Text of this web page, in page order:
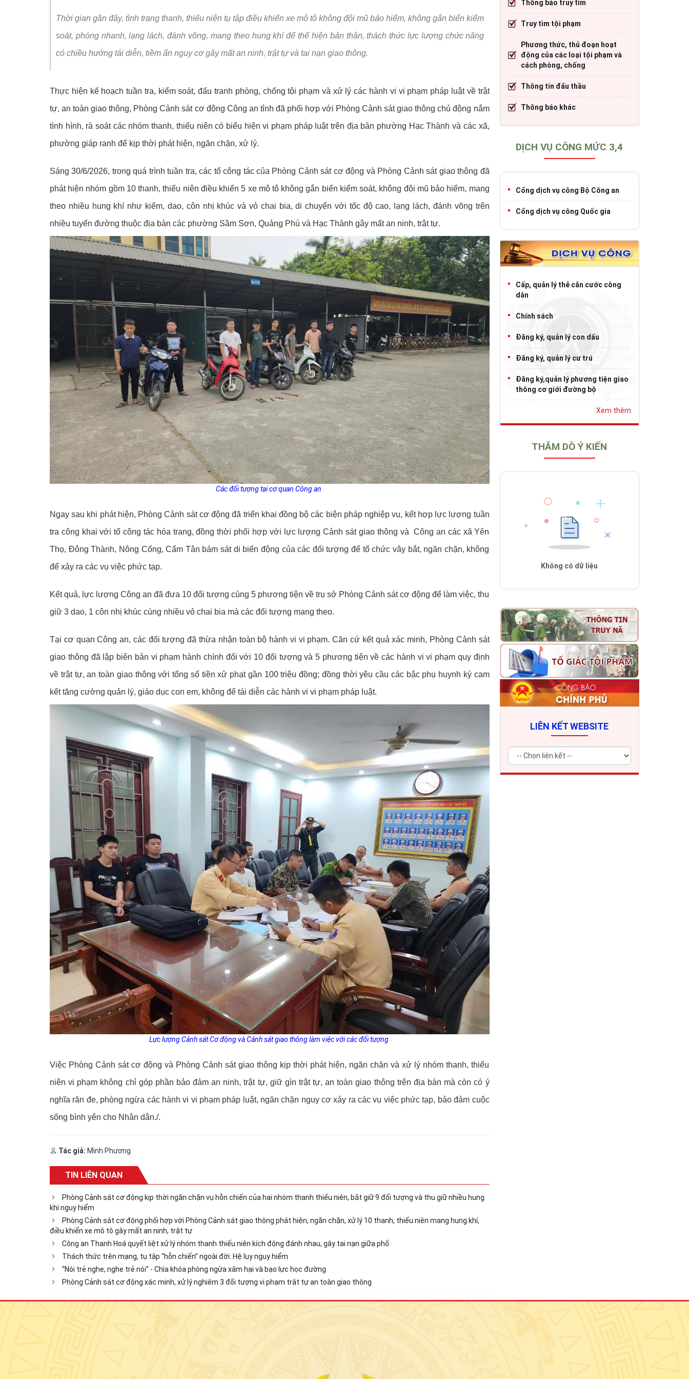
Trật tự, an toàn giao thông
Lĩnh vực khác
Trang TTĐT Cục CSGT đường bộ
Trang TTĐT Sở Giao thông vận tải tỉnh
Trang TTĐT Cục Đăng kiểm Việt Nam
Thông tin đấu thầu
Thông báo khác
Thời gian gần đây, tình trạng thanh, thiếu niên tụ tập điều khiển xe mô tô không đội mũ bảo hiểm, không gắn biển kiểm
soát, phóng nhanh, lạng lách, đánh võng, mang theo hung khí để thể hiện bản thân, thách thức lực lượng chức năng
có chiều hướng tái diễn, tiềm ẩn nguy cơ gây mất an ninh, trật tự và tai nạn giao thông.
Thực hiện kế hoạch tuần tra, kiểm soát, đấu tranh phòng, chống tội phạm và xử lý các hành vi vi phạm pháp luật về trật
tự, an toàn giao thông, Phòng Cảnh sát cơ động Công an tỉnh đã phối hợp với Phòng Cảnh sát giao thông chủ động nắm
tình hình, rà soát các nhóm thanh, thiếu niên có biểu hiện vi phạm pháp luật trên địa bàn phường Hạc Thành và các xã,
phường giáp ranh để kịp thời phát hiện, ngăn chặn, xử lý.
Sáng 30/6/2026, trong quá trình tuần tra, các tổ công tác của Phòng Cảnh sát cơ động và Phòng Cảnh sát giao thông đã
phát hiện nhóm gồm 10 thanh, thiếu niên điều khiển 5 xe mô tô không gắn biển kiểm soát, không đội mũ bảo hiểm, mang
theo nhiều hung khí như kiếm, dao, côn nhị khúc và vỏ chai bia, di chuyển với tốc độ cao, lạng lách, đánh võng trên
nhiều tuyến đường thuộc địa bàn các phường Sầm Sơn, Quảng Phú và Hạc Thành gây mất an ninh, trật tự.
Các đối tượng tại cơ quan Công an
Ngay sau khi phát hiện, Phòng Cảnh sát cơ động đã triển khai đồng bộ các biện pháp nghiệp vụ, kết hợp lực lượng tuần
tra công khai với tổ công tác hóa trang, đồng thời phối hợp với lực lượng Cảnh sát giao thông và Công an các xã Yên
Thọ, Đông Thành, Nông Cống, Cẩm Tân bám sát di biến động của các đối tượng để tổ chức vây bắt, ngăn chặn, không
để xảy ra các vụ việc phức tạp.
Kết quả, lực lượng Công an đã đưa 10 đối tượng cùng 5 phương tiện về trụ sở Phòng Cảnh sát cơ động để làm việc, thu
giữ 3 dao, 1 côn nhị khúc cùng nhiều vỏ chai bia mà các đối tượng mang theo.
Tại cơ quan Công an, các đối tượng đã thừa nhận toàn bộ hành vi vi phạm. Căn cứ kết quả xác minh, Phòng Cảnh sát
giao thông đã lập biên bản vi phạm hành chính đối với 10 đối tượng và 5 phương tiện về các hành vi vi phạm quy định
về trật tự, an toàn giao thông với tổng số tiền xử phạt gần 100 triệu đồng; đồng thời yêu cầu các bậc phụ huynh ký cam
kết tăng cường quản lý, giáo dục con em, không để tái diễn các hành vi vi phạm pháp luật.
Lực lượng Cảnh sát Cơ động và Cảnh sát giao thông làm việc với các đối tượng
Việc Phòng Cảnh sát cơ động và Phòng Cảnh sát giao thông kịp thời phát hiện, ngăn chặn và xử lý nhóm thanh, thiếu
niên vi phạm không chỉ góp phần bảo đảm an ninh, trật tự, giữ gìn trật tự, an toàn giao thông trên địa bàn mà còn có ý
nghĩa răn đe, phòng ngừa các hành vi vi phạm pháp luật, ngăn chặn nguy cơ xảy ra các vụ việc phức tạp, bảo đảm cuộc
sống bình yên cho Nhân dân./.
Tác giả: Minh Phương
TIN LIÊN QUAN
Phòng Cảnh sát cơ động kịp thời ngăn chặn vụ hỗn chiến của hai nhóm thanh thiếu niên, bắt giữ 9 đối tượng và thu giữ nhiều hung
khí nguy hiểm
Phòng Cảnh sát cơ động phối hợp với Phòng Cảnh sát giao thông phát hiện, ngăn chặn, xử lý 10 thanh, thiếu niên mang hung khí,
điều khiển xe mô tô gây mất an ninh, trật tự
Công an Thanh Hoá quyết liệt xử lý nhóm thanh thiếu niên kích động đánh nhau, gây tai nạn giữa phố
Thách thức trên mạng, tụ tập “hỗn chiến” ngoài đời: Hệ lụy nguy hiểm
“Nói trẻ nghe, nghe trẻ nói” - Chìa khóa phòng ngừa xâm hại và bạo lực học đường
Phòng Cảnh sát cơ động xác minh, xử lý nghiêm 3 đối tượng vi phạm trật tự an toàn giao thông
Thông báo truy tìm
Truy tìm tội phạm
Phương thức, thủ đoạn hoạt
động của các loại tội phạm và
cách phòng, chống
Thông tin đấu thầu
Thông báo khác
DỊCH VỤ CÔNG MỨC 3,4
Cổng dịch vụ công Bộ Công an
Cổng dịch vụ công Quốc gia
Cấp, quản lý thẻ căn cước công
dân
Chính sách
Đăng ký, quản lý con dấu
Đăng ký, quản lý cư trú
Đăng ký,quản lý phương tiện giao
thông cơ giới đường bộ
Xem thêm
THĂM DÒ Ý KIẾN
Không có dữ liệu
LIÊN KẾT WEBSITE